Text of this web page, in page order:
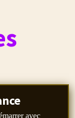
avec